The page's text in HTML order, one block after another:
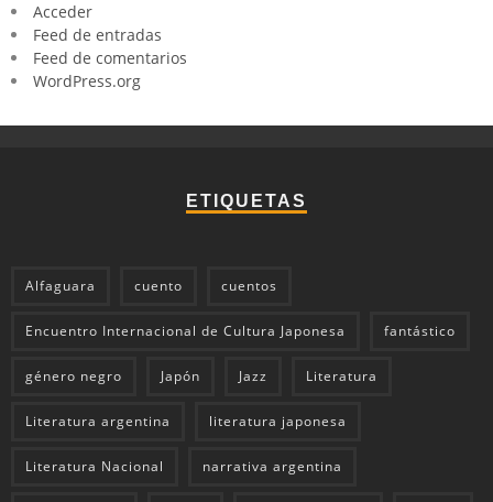
Acceder
Feed de entradas
Feed de comentarios
WordPress.org
ETIQUETAS
Alfaguara cuento cuentos
Encuentro Internacional de Cultura Japonesa fantástico
género negro Japón Jazz Literatura
Literatura argentina literatura japonesa
Literatura Nacional narrativa argentina